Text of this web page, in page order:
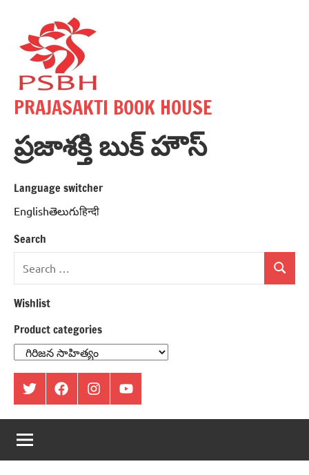
content
PRAJASAKTI BOOK HOUSE
ప్రజాశక్తి బుక్ హౌస్
Language switcher
Englishతెలుగుहिन्दी
Search
Search
for:
Search
Wishlist
Product categories
ట్విట్టర్
ఫేస్
బుక్
ఇంస్టాగ్రామ్యూట్యూబ్